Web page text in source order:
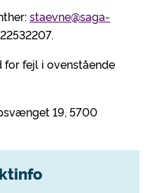
staevne@saga-
fejl i ovenstående
19, 5700